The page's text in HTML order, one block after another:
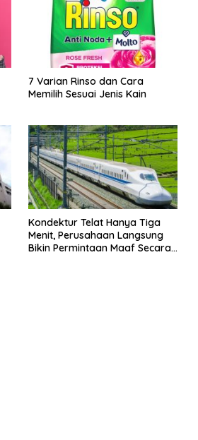
7 Varian Rinso dan Cara
Memilih Sesuai Jenis Kain
Kondektur Telat Hanya Tiga
Menit, Perusahaan Langsung
Bikin Permintaan Maaf Secara